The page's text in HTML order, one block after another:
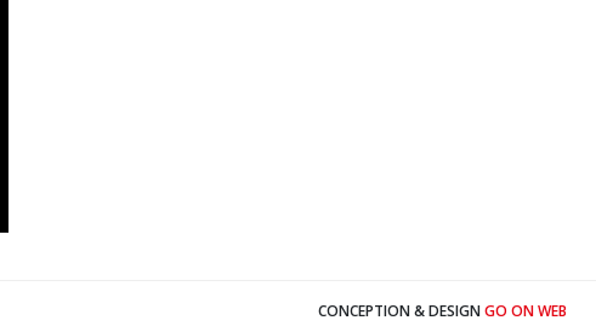
CONCEPTION & DESIGNGO ON WEB